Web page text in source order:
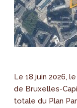
Le 18 juin 2026,
de Bruxelles-
totale du Plan